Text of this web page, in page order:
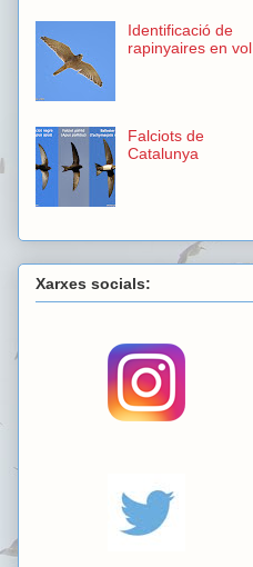
Identificació de
rapinyaires en vol
Falciots de
Catalunya
Xarxes socials: